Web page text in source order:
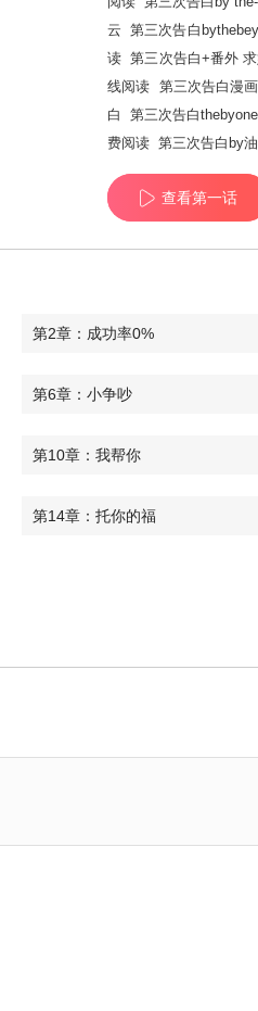
云
第三次告白
读 第三次告白+番外
线阅读 第三次告白漫
白
第三次告白thebyone
费阅读 第三次告白by
查看第一话
第2章：成功率0%
第6章：小争吵
第10章：我帮你
第14章：托你的福
第29章：纪念日